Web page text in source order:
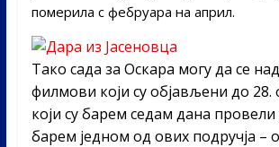
померила с фебруара на април.
Тако сада за Оскара могу да се
филмови који су објављени до 28.
који су барем седам дана провели
барем једном од ових подручја –